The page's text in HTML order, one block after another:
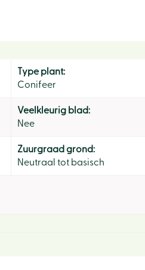
Type plant:
Conifeer
Veelkleurig blad:
Nee
Zuurgraad grond:
Neutraal tot basisch